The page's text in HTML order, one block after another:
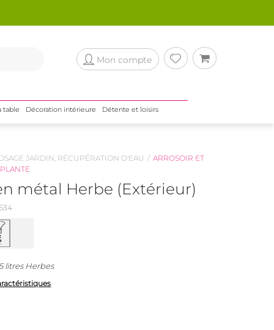
Mon compte
table Décoration intérieure Détente et loisirs
JARDIN, RÉCUPÉRATION D'EAU
ARROSOIR ET
métal Herbe (Extérieur)
litres Herbes